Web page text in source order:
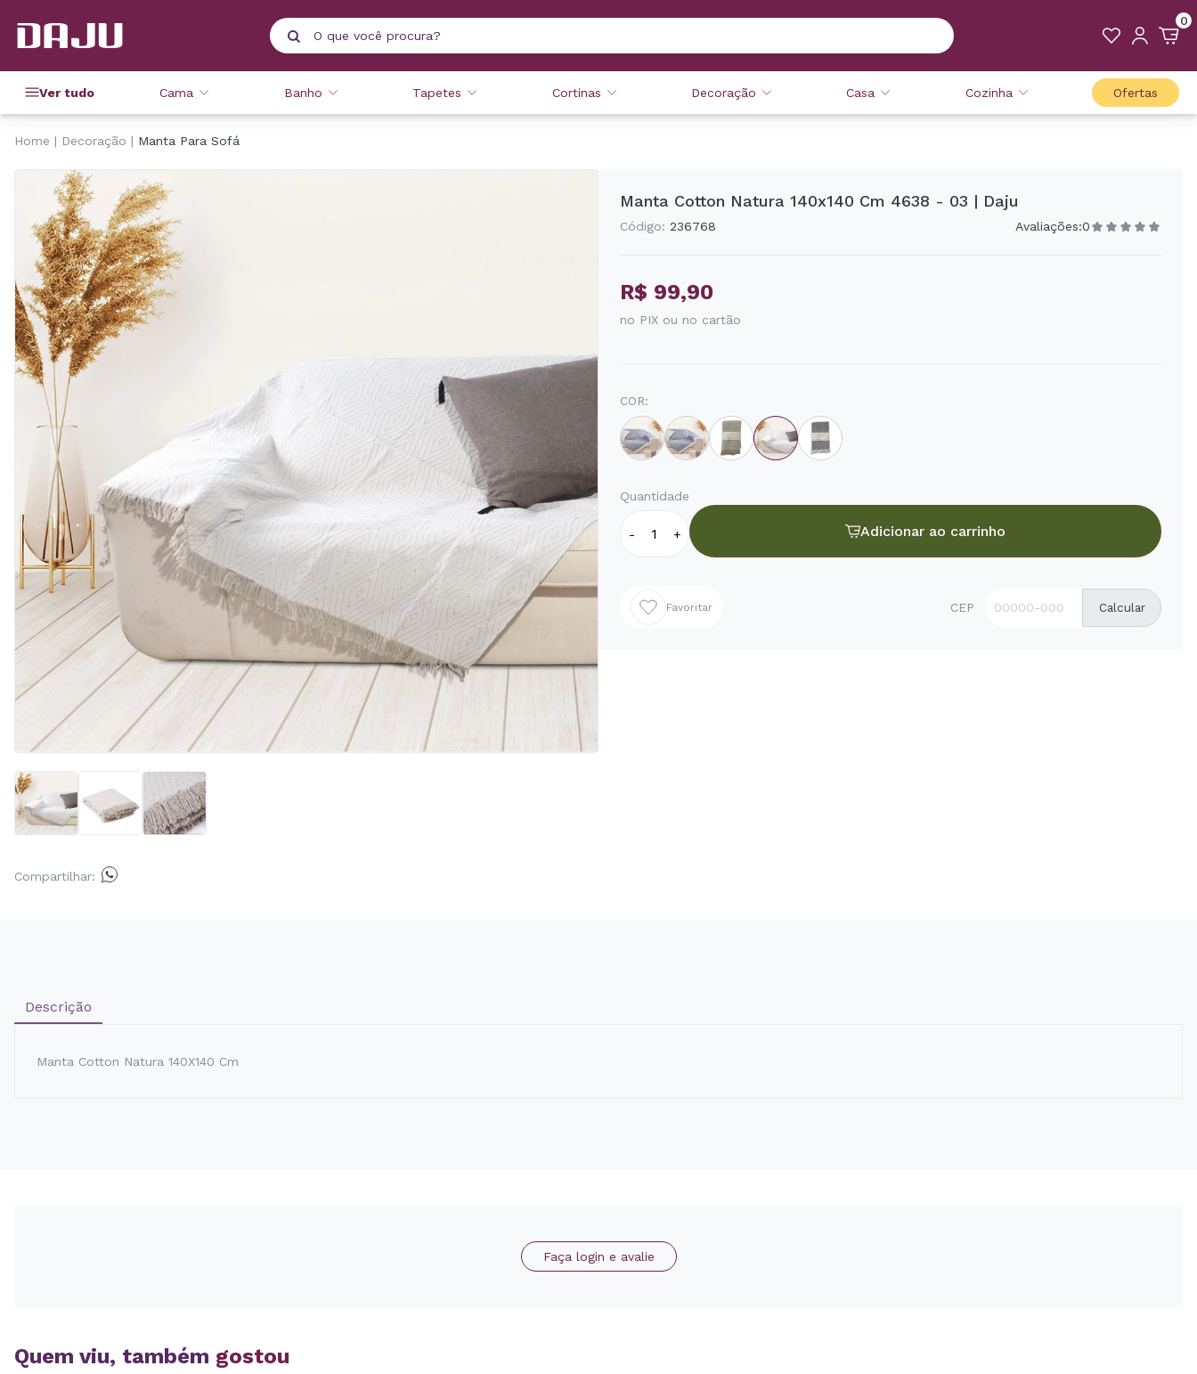
0
Ver tudo Cama Banho Tapetes Cortinas Decoração Casa Cozinha Ofertas
Home Decoração Manta Para Sofá
Compartilhar:
Manta Cotton Natura 140x140 Cm 4638 - 03 | Daju
Código: 236768 Avaliações:0
R$ 99,90
no PIX ou no cartão
COR:
Quantidade
- + Adicionar ao carrinho
Favoritar CEP Calcular
Descrição
Manta Cotton Natura 140X140 Cm
Faça login e avalie
Quem viu, também gostou